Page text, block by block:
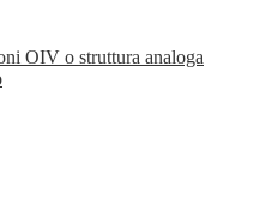
OIV o struttura analoga